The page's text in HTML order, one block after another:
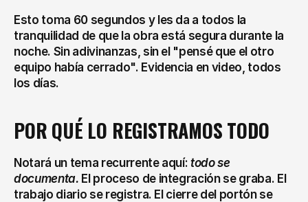
Esto toma 60 segundos y les da a todos la
tranquilidad de que la obra está segura durante la
noche. Sin adivinanzas, sin el "pensé que el otro
equipo había cerrado". Evidencia en video, todos
los días.
POR QUÉ LO REGISTRAMOS TODO
Notará un tema recurrente aquí: todo se
documenta. El proceso de integración se graba. El
trabajo diario se registra. El cierre del portón se